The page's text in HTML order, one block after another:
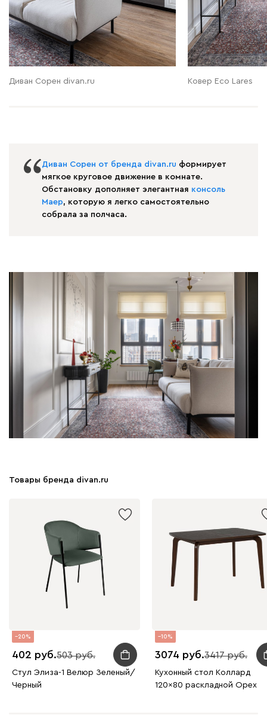
Диван Сорен divan.ru Ковер Eco Lares
Диван Сорен от бренда divan.ru формирует
мягкое круговое движение в комнате.
Обстановку дополняет элегантная консоль
Маер, которую я легко самостоятельно
собрала за полчаса.
Товары бренда divan.ru
20
402 503
Стул Элиза-1 Велюр Зеленый/
Черный
10
3074 3417
Кухонный стол Коллард
120x80 раскладной Ореx